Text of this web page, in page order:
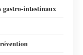
gastro-intestinaux